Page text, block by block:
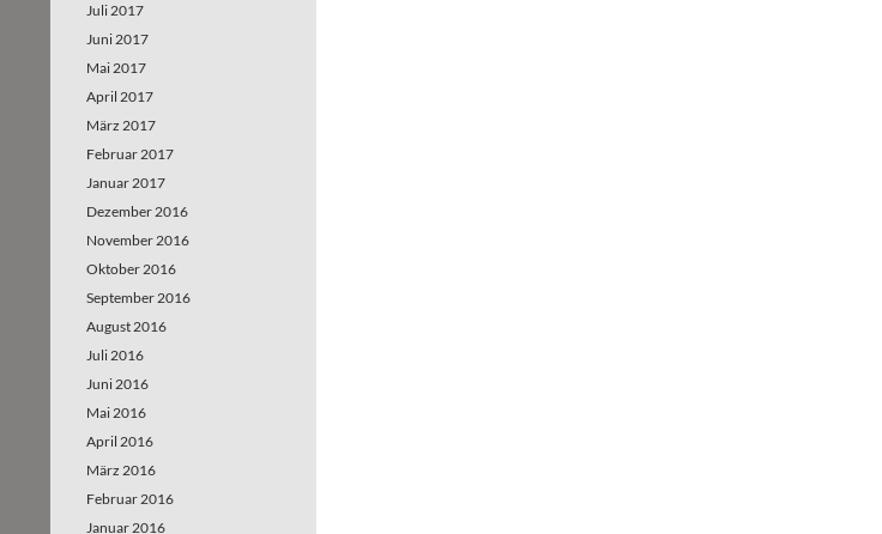
Juli 2017
Juni 2017
Mai 2017
April 2017
März 2017
Februar 2017
Januar 2017
Dezember 2016
November 2016
Oktober 2016
September 2016
August 2016
Juli 2016
Juni 2016
Mai 2016
April 2016
März 2016
Februar 2016
Januar 2016